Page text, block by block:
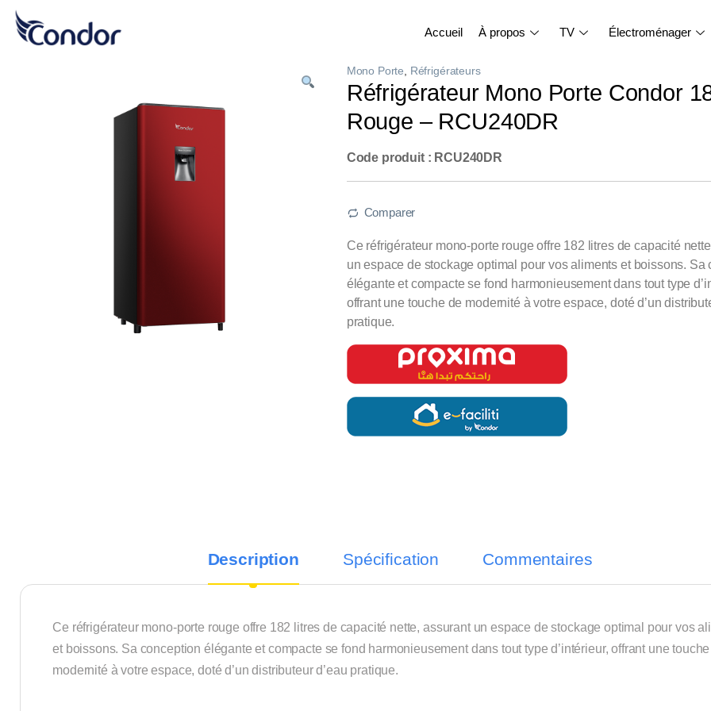
Accueil À propos TV Électroménager
Mono Porte, Réfrigérateurs
Réfrigérateur Mono Porte Condor
Rouge – RCU240DR
Code produit : RCU240DR
Comparer
Ce réfrigérateur mono-porte rouge offre 182 litres de capacité
un espace de stockage optimal pour vos aliments et boissons. Sa
élégante et compacte se fond harmonieusement dans tout type
offrant une touche de modernité à votre espace, doté d’un
pratique.
Description Spécification Commentaires
Ce réfrigérateur mono-porte rouge offre 182 litres de capacité nette, assurant un espace de stockage optimal pour vos
et boissons. Sa conception élégante et compacte se fond harmonieusement dans tout type d’intérieur, offrant une
modernité à votre espace, doté d’un distributeur d’eau pratique.